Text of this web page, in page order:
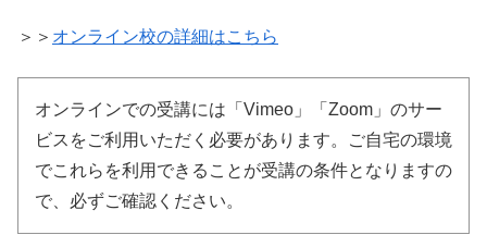
＞＞ オンライン校の詳細はこちら
オンラインでの受講には「Vimeo」「Zoom」のサー
ビスをご利用いただく必要があります。ご自宅の環境
でこれらを利用できることが受講の条件となりますの
で、必ずご確認ください。